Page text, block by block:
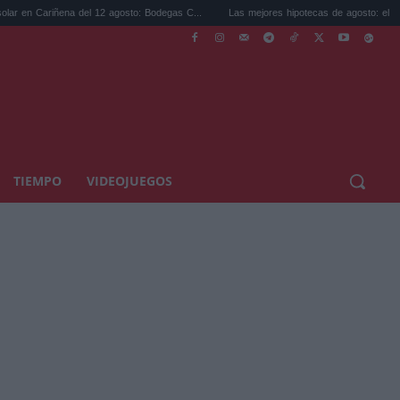
del 12 agosto: Bodegas C... Las mejores hipotecas de agosto: el TAE más
TIEMPO VIDEOJUEGOS